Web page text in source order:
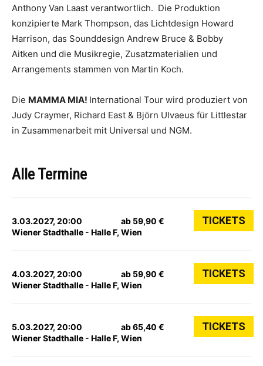
Anthony Van Laast verantwortlich. Die Produktion
konzipierte Mark Thompson, das Lichtdesign Howard
Harrison, das Sounddesign Andrew Bruce & Bobby
Aitken und die Musikregie, Zusatzmaterialien und
Arrangements stammen von Martin Koch.
Die MAMMA MIA! International Tour wird produziert von
Judy Craymer, Richard East & Björn Ulvaeus für Littlestar
in Zusammenarbeit mit Universal und NGM.
Alle Termine
3.03.2027, 20:00
Wiener Stadthalle - Halle F, Wien
ab 59,90 € TICKETS
4.03.2027, 20:00
Wiener Stadthalle - Halle F, Wien
ab 59,90 € TICKETS
5.03.2027, 20:00
Wiener Stadthalle - Halle F, Wien
ab 65,40 € TICKETS